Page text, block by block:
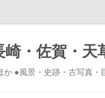
・佐賀・
●風景・史跡・古写真